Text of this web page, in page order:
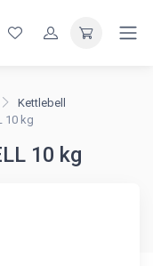
Kettlebell
10 kg
10 kg